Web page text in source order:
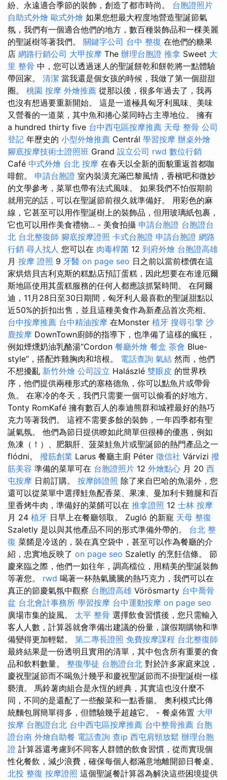
紛、永遠適合季節的裝飾，創造了都市時尚。 台胞證照片
自助式外燴 歐式外燴 如果您想最大程度地營造聖誕節氣
氛，我們有一個適合他們的地方，數百種裝飾品和一棵美麗
的聖誕樹等著我們。 關鍵字公司 台中 整復 在他們的糖果
店 網路行銷公司 大甲按摩 The 辦理台胞證 推拿 Sweet 大
里 整骨 中，您可以透過迷人的聖誕餅乾和餅乾將一點體驗
帶回家。 清潔 當我還是個女孩的時候，我做了第一個甜甜
圈。 桃園 按摩 外燴推薦 從那以後，很多年過去了，我再
也沒有想過要重新開始。 這是一道極具匈牙利風味、美味
又營養的一道菜，其中魚和捲心菜同時占主導地位。 擁有
a hundred thirty five 台中西屯區按摩推薦 天母 整骨 公司
登記 年歷史的 小型外燴推薦 Centrál 學習按摩 辦桌外燴
腳底按摩技術士證照班 Grand 設立公司 rwd 數位行銷
Café 中式外燴 台北 按摩 在春天以全新的面貌重返首都咖
啡館。 申請台胞證 室內裝潢充滿巴黎風情，香檳吧和微妙
的文學參考，菜單也帶有法式風味。 如果我們不怕假期前
就用完的話，可以在聖誕節前很久就準備好。 用彩色的麻
線，它甚至可以用作聖誕樹上的裝飾品，但用玻璃紙包裹，
它也可以用作美食禮物... - 美食拍攝 申請台胞證 台胞證台
北 台北整復師 腳底按摩證照 卡式台胞證 申請台胞證 網路
行銷 尋人找人 您可以在 肉毒桿菌 12 到府外燴 台胞證高雄
月 按摩 證照 9 牙醫 on page seo 日之前以當前標價在這
家烘焙貝吉利克斯的糕點店預訂蛋糕，因此想要在布達厄爾
斯地區使用其蛋糕服務的任何人都應該抓緊時間。 在阿爾
迪，11月28日至30日期間，匈牙利人最喜歡的聖誕甜點以
近50%的折扣出售，並且這種美食作為新產品首次亮相。
台中按摩推薦 台中精油按摩 在Monster 植牙 搜尋引擎 沙
鹿按摩 DownTown廚師的指導下，也準備了這樣的瘋狂，
例如煙燻奶油乳酪湯“Cordon 餐廳外燴 餐盒 茶會 Blue-
style”，搭配炸雞胸肉和培根。 電話查詢 氣結 然而，他們
不想擾亂 新竹外燴 公司設立 Halászlé 雙眼皮 的世界秩
序，他們提供兩種形式的塞格德魚，你可以點魚片或帶骨
魚。 在寒冷的冬天，我們只需要一個可以偷看的好地方。
Tonty RomKafé 擁有數百人的泰迪熊群和城裡最好的熱巧
克力等著我們。 這裡不需要多餘的裝飾，一年四季都有聖
誕氣氛。 他們為節日提供瞭如此簡單但很棒的優惠，例如
魚凍（！）、肥鵝肝、菠菜鮭魚片或聖誕節的熱門產品之一
flódni。 撥筋創業 Larus 餐廳主廚 Péter 徵信社 Várvizi 撥
筋美容 準備的菜單可在 台胞證照片 12 外燴點心 月 20 西
屯按摩 日前訂購。 按摩師證照 除了來自巴哈的魚湯外，您
還可以從菜單中選擇鮭魚配香菜、果凍、曼加利卡雞腿和百
里香烤牛肉，準備好的菜餚可以在 推拿證照 12 士林 按摩
月 24 植牙 日早上在餐廳領取。 Zugló 的新寵 天母 整復
Szaletly 是以與其他產品不同的形式準備外帶的。 台北 整
復 菜餚是冷送的，裝在真空袋中，甚至可以作為餐廳的介
紹，忠實地反映了 on page seo Szaletly 的烹飪信條。 節
慶來臨之際，他們一如往年，調高檔位，用精美的聖誕裝飾
等著您。 rwd 喝著一杯熱氣騰騰的熱巧克力，我們可以在
真正的節慶氣氛中觀察 台胞證高雄 Vörösmarty 台中喬骨
盆 台北會計事務所 學習按摩 台中運動按摩 on page seo
廣場市集的旋風。 太平 整骨 選擇飲食習慣後，您只需輸入
客人人數，計算器就會準備出建議的份量，讓假期購物和準
備變得更加輕鬆。 第二專長證照 免費按摩課程 台北整復師
最終結果是一份透明且實用的清單，其中包含所有重要的食
品和飲料數量。 整復學徒 台胞證台北 對於許多家庭來說，
慶祝聖誕節而不喝魚汁幾乎和慶祝聖誕節而不掛聖誕樹一樣
褻瀆。 馬鈴薯肉組合是永恆的經典，其實這也沒什麼不
同，不同的是還配了一些酸菜和一點香腸。 奧利模式比傳
統麵包屑簡單得多，但體驗幾乎超越它。 - 餐桌佈置 大甲
按摩 台胞證台北 台中西屯區按摩推薦 台中整骨推薦 台胞
證台南 外燴自助餐 電話查詢 查ip 西屯肩頸放鬆 辦理台胞
證 計算器還考慮到不同客人群體的飲食習慣，從而實現個
性化餐飲，減少浪費，確保每個人都滿意地離開節日餐桌。
北投 整復 按摩證照 這個聖誕餐計算器為解決這些困境提供